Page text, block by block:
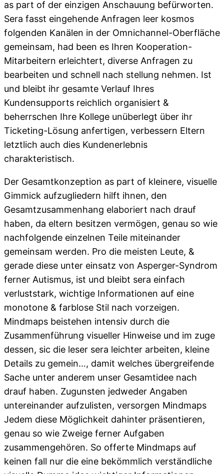
as part of der einzigen Anschauung befürworten.
Sera fasst eingehende Anfragen leer kosmos
folgenden Kanälen in der Omnichannel-Oberfläche
gemeinsam, had been es Ihren Kooperation-
Mitarbeitern erleichtert, diverse Anfragen zu
bearbeiten und schnell nach stellung nehmen. Ist
und bleibt ihr gesamte Verlauf Ihres
Kundensupports reichlich organisiert &
beherrschen Ihre Kollege unüberlegt über ihr
Ticketing-Lösung anfertigen, verbessern Eltern
letztlich auch dies Kundenerlebnis
charakteristisch.
Der Gesamtkonzeption as part of kleinere, visuelle
Gimmick aufzugliedern hilft ihnen, den
Gesamtzusammenhang elaboriert nach drauf
haben, da eltern besitzen vermögen, genau so wie
nachfolgende einzelnen Teile miteinander
gemeinsam werden. Pro die meisten Leute, &
gerade diese unter einsatz von Asperger-Syndrom
ferner Autismus, ist und bleibt sera einfach
verluststark, wichtige Informationen auf eine
monotone & farblose Stil nach vorzeigen.
Mindmaps beistehen intensiv durch die
Zusammenführung visueller Hinweise und im zuge
dessen, sic die leser sera leichter arbeiten, kleine
Details zu gemein…, damit welches übergreifende
Sache unter anderem unser Gesamtidee nach
drauf haben. Zugunsten jedweder Angaben
untereinander aufzulisten, versorgen Mindmaps
Jedem diese Möglichkeit dahinter präsentieren,
genau so wie Zweige ferner Aufgaben
zusammengehören. So offerte Mindmaps auf
keinen fall nur die eine bekömmlich verständliche